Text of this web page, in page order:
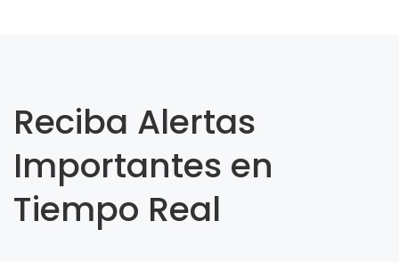
Reciba Alertas
Importantes en
Tiempo Real